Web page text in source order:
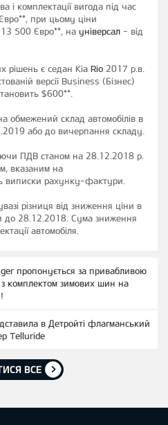
і комплектації вигода під час
при цьому ціни
13 500 Євро**, на універсал - від
рішень є седан Kia Rio 2017 р.в.
версії Business (Бізнес)
$600**.
обмежений склад автомобілів в
або до вичерпання складу.
ПДВ станом на 28.12.2018 р.
вказаним на
виписки рахунку-фактури.
різниця від зниження ціни в
до 28.12.2018. Сума зниження
автомобіля.
пропонується за привабливою
з комплектом зимових шин на
в Детройті флагманський
Telluride
ВСЕ